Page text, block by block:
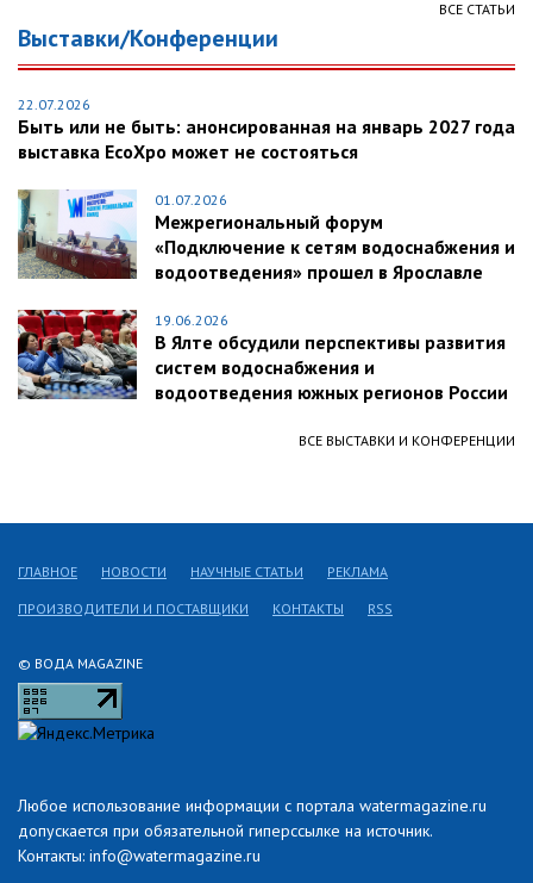
ВСЕ СТАТЬИ
Выставки/Конференции
22.07.2026
Быть или не быть: анонсированная на январь 2027 года
выставка EcoXpo может не состояться
01.07.2026
Межрегиональный форум
«Подключение к сетям водоснабжения и
водоотведения» прошел в Ярославле
19.06.2026
В Ялте обсудили перспективы развития
систем водоснабжения и
водоотведения южных регионов России
ВСЕ ВЫСТАВКИ И КОНФЕРЕНЦИИ
© ВОДА MAGAZINE
Любое использование информации с портала watermagazine.ru
допускается при обязательной гиперссылке на источник.
Контакты: info@watermagazine.ru
ГЛАВНОЕ НОВОСТИ НАУЧНЫЕ СТАТЬИ РЕКЛАМА
ПРОИЗВОДИТЕЛИ И ПОСТАВЩИКИ КОНТАКТЫ RSS